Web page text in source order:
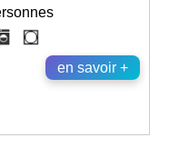
en savoir +